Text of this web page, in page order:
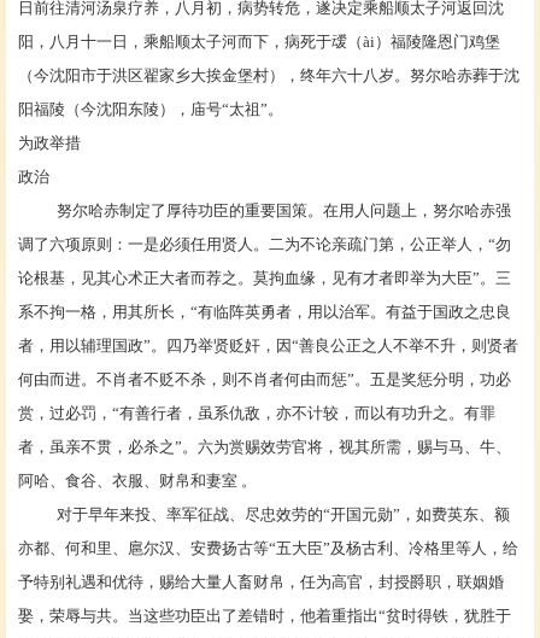
日前往清河汤泉疗养，八月初，病势转危，遂决定乘船顺太子河返回沈
阳，八月十一日，乘船顺太子河而下，病死于叆（ài）福陵隆恩门鸡堡
（今沈阳市于洪区翟家乡大挨金堡村），终年六十八岁。努尔哈赤葬于沈
阳福陵 （今沈阳东陵）， 庙号“太祖”。
为政举措
政治
努尔哈赤制定了厚待功臣的重要国策。在用人问题上，努尔哈赤强
调了六项原则：一是必须任用贤人。二为不论亲疏门第，公正举人， “勿
论根基，见其心术正大者而荐之。莫拘血缘，见有才者即举为大臣”。三
系不拘一格，用其所长，“有临阵英勇者，用以治军。有益于国政之忠良
者，用以辅理国政”。四乃举贤贬奸，因“善良公正之人不举不升，则贤者
何由而进。不肖者不贬不杀，则不肖者何由而惩”。五是奖惩分明，功必
赏，过必罚，“有善行者，虽系仇敌，亦不计较，而以有功升之。有罪
者，虽亲不贯，必杀之”。六为赏赐效劳官将，视其所需，赐与马、牛、
阿哈、食谷、衣服、财帛和妻室 。
对于早年来投、率军征战、尽忠效劳的“开国元勋”，如费英东
额
亦都 、何和里、 扈尔汉 安费扬古等“五大臣”及杨古利 冷格里等人，给
予特别礼遇和优待，赐给大量人畜财帛，任为高官，封授爵职，联姻婚
娶，荣辱与共。当这些功臣出了差错时，他着重指出“贫时得铁，犹胜于